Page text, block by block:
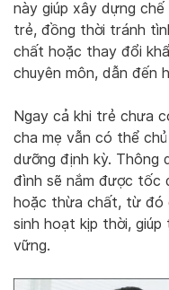
này giúp xây dựng
trẻ, đồng thời tránh
chất hoặc thay đổi
chuyên môn, dẫn đến
Ngay cả khi trẻ chưa
cha mẹ vẫn có thể
dưỡng định kỳ. Thông
đình sẽ nắm được tốc
hoặc thừa chất, từ đó
sinh hoạt kịp thời,
vững.